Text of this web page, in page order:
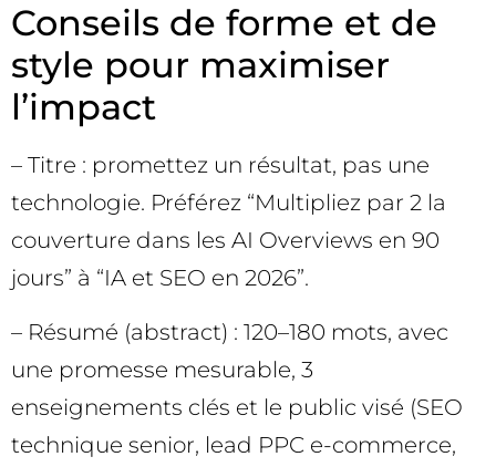
Conseils de forme et de
style pour maximiser
l’impact
– Titre : promettez un résultat, pas une
technologie. Préférez “Multipliez par 2 la
couverture dans les AI Overviews en 90
jours” à “IA et SEO en 2026”.
– Résumé (abstract) : 120–180 mots, avec
une promesse mesurable, 3
enseignements clés et le public visé (SEO
technique senior, lead PPC e-commerce,